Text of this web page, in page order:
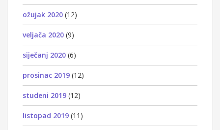
ožujak 2020 (12)
veljača 2020 (9)
siječanj 2020 (6)
prosinac 2019 (12)
studeni 2019 (12)
listopad 2019 (11)